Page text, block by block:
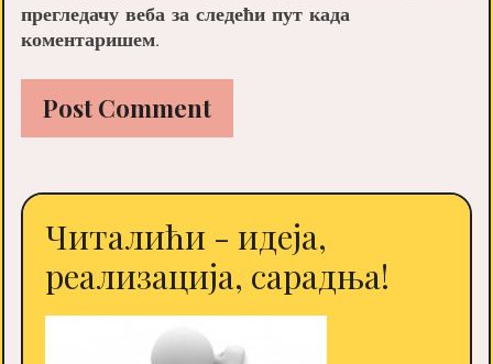
прегледачу веба за следећи пут када
коментаришем.
Читалићи - идеја,
реализација, сарадња!